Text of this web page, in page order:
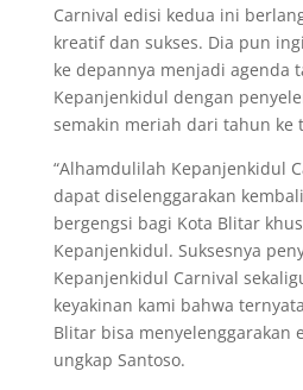
Carnival edisi kedua ini
kreatif dan sukses. Dia pun
ke depannya menjadi agenda
Kepanjenkidul dengan
semakin meriah dari tahun ke
“Alhamdulilah Kepanjenkidul
dapat diselenggarakan
bergengsi bagi Kota Blitar
Kepanjenkidul. Suksesnya
Kepanjenkidul Carnival
keyakinan kami bahwa
Blitar bisa menyelenggarakan
ungkap Santoso.